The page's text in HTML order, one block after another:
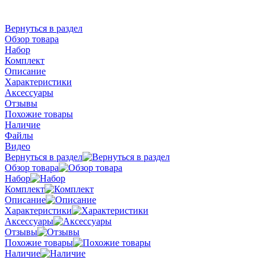
Вернуться в раздел
Обзор товара
Набор
Комплект
Описание
Характеристики
Аксессуары
Отзывы
Похожие товары
Наличие
Файлы
Видео
Вернуться в раздел
Обзор товара
Набор
Комплект
Описание
Характеристики
Аксессуары
Отзывы
Похожие товары
Наличие